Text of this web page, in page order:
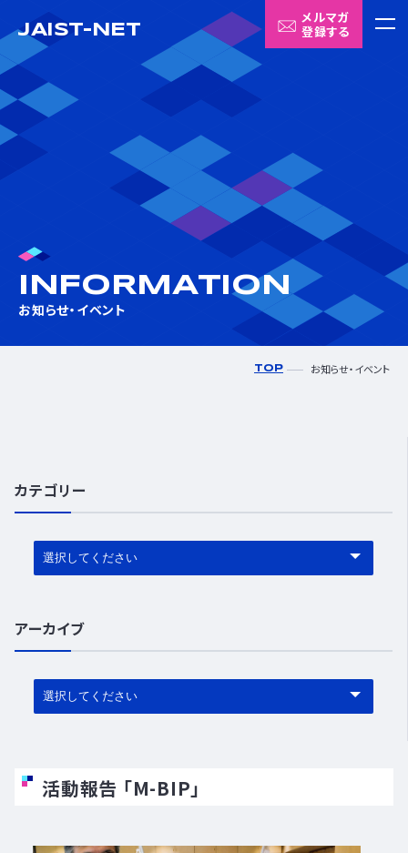
JAIST-NET メ
ABOUT US
INNOVATION SEEDS
MATCHING HUB
Matching HUBについて
JOIN US
イノベーションに参加する
メルマガ
登録する
INFORMATION
お知らせ・イベント
TOP お知らせ・イベント
カテゴリー
アーカイブ
活動報告 「M-BIP」